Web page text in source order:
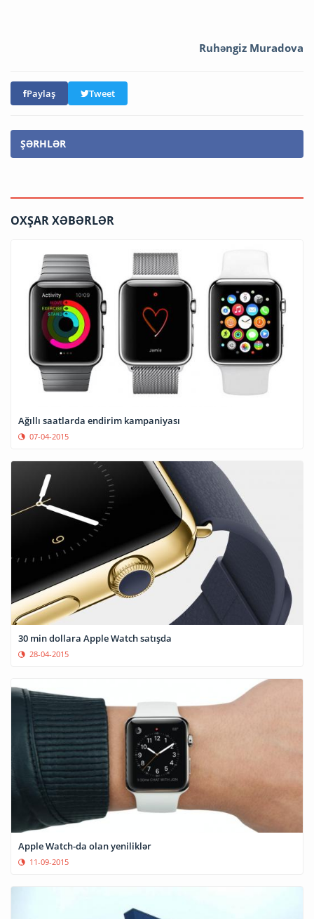
Ruhəngiz Muradova
Paylaş Tweet
ŞƏRHLƏR
OXŞAR XƏBƏRLƏR
Ağıllı saatlarda endirim kampaniyası
07-04-2015
30 min dollara Apple Watch satışda
28-04-2015
Apple Watch-da olan yeniliklər
11-09-2015